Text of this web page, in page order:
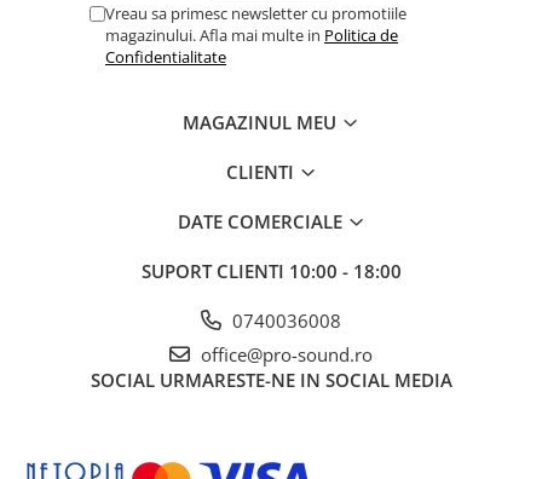
Vreau sa primesc newsletter cu promotiile
magazinului. Afla mai multe in Politica de
Confidentialitate
MAGAZINUL MEU
CLIENTI
DATE COMERCIALE
SUPORT CLIENTI 10:00 - 18:00
0740036008
office@pro-sound.ro
SOCIAL URMARESTE-NE IN SOCIAL MEDIA